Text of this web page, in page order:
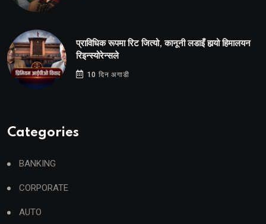
प्राविधिक रूपमा रिट जित्यो, कानूनी लडाइँ हार्‍यो हिमालयन
रिइन्स्योरेन्सले
10 दिन अगाडी
Categories
BANKING
CORPORATE
AUTO